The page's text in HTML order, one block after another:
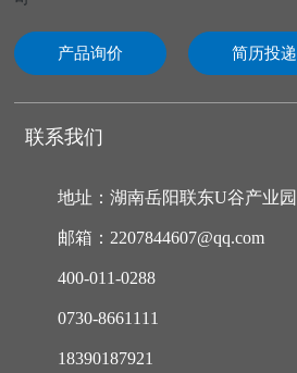
产品询价 简历投递
联系我们
地址：湖南岳阳联东U谷产业园
邮箱：2207844607@qq.com
400-011-0288
0730-8661111
18390187921